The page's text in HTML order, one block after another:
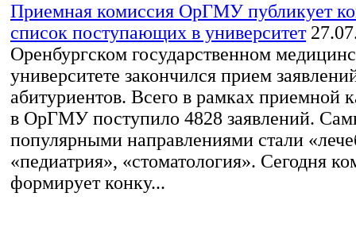
Приемная комиссия ОрГМУ публикует
список поступающих в университет
Оренбургском государственном
университете закончился прием
абитуриентов. Всего в рамках приемной
в ОрГМУ поступило 4828 заявлений.
популярными направлениями стали
«педиатрия», «стоматология». Сегодня
формирует конку...